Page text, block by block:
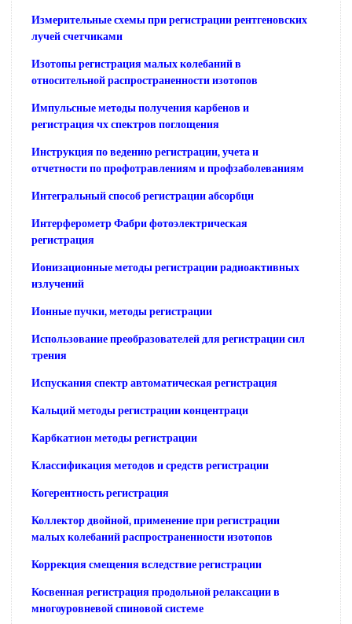
Измерительные схемы при регистрации рентгеновских
лучей счетчиками
Изотопы регистрация малых колебаний в
относительной распространенности изотопов
Импульсные методы получения карбенов и
регистрация чх спектров поглощения
Инструкция по ведению регистрации, учета и
отчетности по профотравлениям и профзаболеваниям
Интегральный способ регистрации абсорбци
Интерферометр Фабри фотоэлектрическая
регистрация
Ионизационные методы регистрации радиоактивных
излучений
Ионные пучки, методы регистрации
Использование преобразователей для регистрации сил
трения
Испускания спектр автоматическая регистрация
Кальций методы регистрации концентраци
Карбкатион методы регистрации
Классификация методов и средств регистрации
Когерентность регистрация
Коллектор двойной, применение при регистрации
малых колебаний распространенности изотопов
Коррекция смещения вследствие регистрации
Косвенная регистрация продольной релаксации в
многоуровневой спиновой системе